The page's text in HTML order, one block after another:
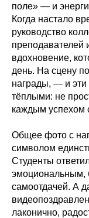
поле» — и
Когда настало
руководство
преподавателей
вдохновение,
день. На сцену
награды, — и
тёплыми: не
каждым успехом
Общее фото с
символом
Студенты
эмоциональным,
самоотдачей. А
лаконично,